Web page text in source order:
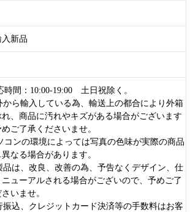
新品
間：10:00-19:00 土日祝除く。
ら輸入している為、輸送上の都合により外箱
、商品に汚れやキズがある場合がございます
ご了承くださいませ。
コンの環境によっては写真の色味が実際の商品
なる場合があります。
は、改良、改善の為、予告なくデザイン、仕
ューアルされる場合がございので、予めご了
いませ。
込、クレジットカード決済等の手数料はお客